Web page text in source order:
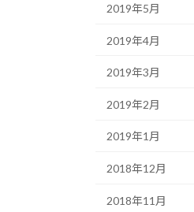
2019年5月
2019年4月
2019年3月
2019年2月
2019年1月
2018年12月
2018年11月